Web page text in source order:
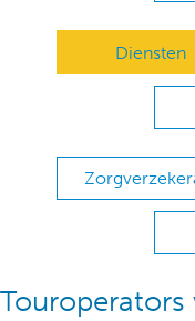
Diensten